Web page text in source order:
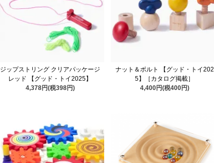
ジップストリング クリアパッケージ
レッド 【グッド・トイ2025】
4,378円(税398円)
ナット＆ボルト 【グッド・トイ202
5】［カタログ掲載］
4,400円(税400円)